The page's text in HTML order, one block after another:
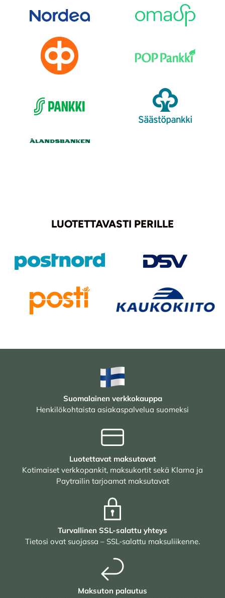
LUOTETTAVASTI PERILLE
Suomalainen verkkokauppa
Henkilökohtaista asiakaspalvelua suomeksi
Luotettavat maksutavat
Kotimaiset verkkopankit, maksukortit sekä Klarna ja
Paytrailin tarjoamat maksutavat
Turvallinen SSL-salattu yhteys
Tietosi ovat suojassa – SSL-salattu maksuliikenne.
Maksuton palautus